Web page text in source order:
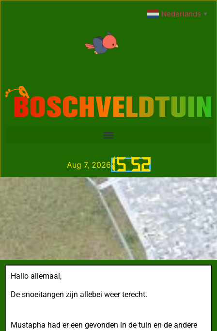
15:52
Aug 7, 2026
Hallo allemaal,
De snoeitangen zijn allebei weer terecht.
Mustapha had er een gevonden in de tuin en de andere
Nederlands ▼